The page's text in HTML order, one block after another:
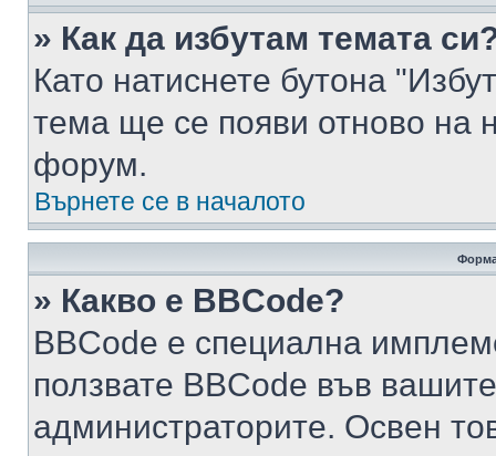
» Как да избутам темата
Като натиснете бутона
тема ще се появи отново на
форум.
Върнете се в началото
» Какво е BBCode?
BBCode е специална
ползвате BBCode във
администраторите. Освен